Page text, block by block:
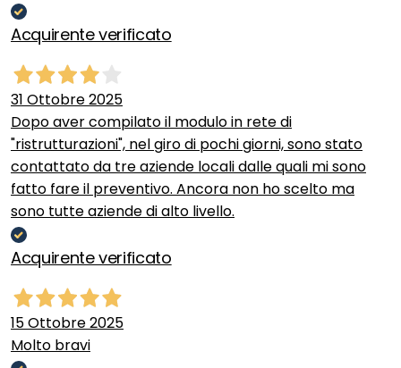
Acquirente verificato
31 Ottobre 2025
Dopo aver compilato il modulo in rete di
"ristrutturazioni", nel giro di pochi giorni, sono stato
contattato da tre aziende locali dalle quali mi sono
fatto fare il preventivo. Ancora non ho scelto ma
sono tutte aziende di alto livello.
Acquirente verificato
15 Ottobre 2025
Molto bravi